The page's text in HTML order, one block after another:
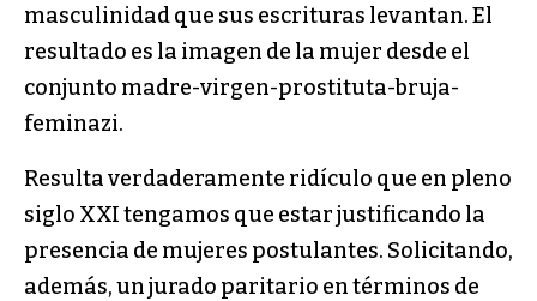
masculinidad que sus escrituras levantan. El
resultado es la imagen de la mujer desde el
conjunto madre-virgen-prostituta-bruja-
feminazi.
Resulta verdaderamente ridículo que en pleno
siglo XXI tengamos que estar justificando la
presencia de mujeres postulantes. Solicitando,
además, un jurado paritario en términos de